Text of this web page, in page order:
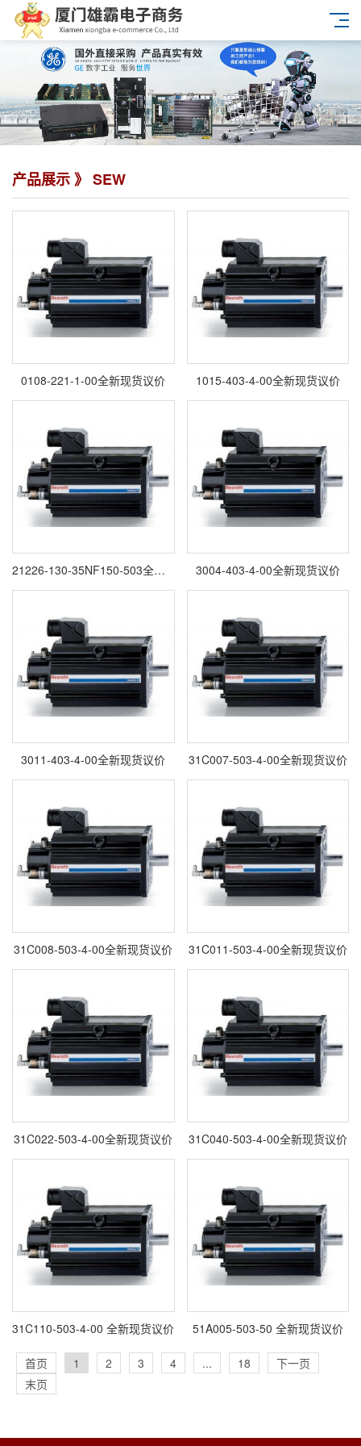
产品展示 》 SEW
0108-221-1-00全新现货议价 1015-403-4-00全新现货议价
21226-130-35NF150-503全新现货议价 3004-403-4-00全新现货议价
3011-403-4-00全新现货议价 31C007-503-4-00全新现货议价
31C008-503-4-00全新现货议价 31C011-503-4-00全新现货议价
31C022-503-4-00全新现货议价 31C040-503-4-00全新现货议价
31C110-503-4-00 全新现货议价 51A005-503-50 全新现货议价
首页 1 2 3 4 ... 18
下一页
末页